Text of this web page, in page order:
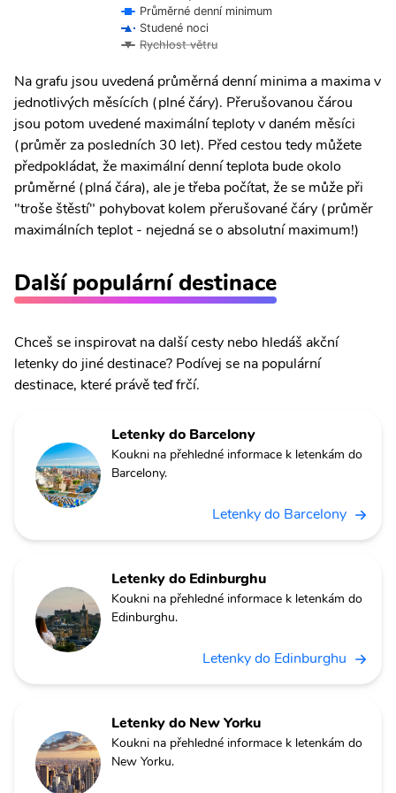
Průměrné denní minimum
Studené noci
Rychlost větru
Na grafu jsou uvedená průměrná denní minima a maxima v
jednotlivých měsících (plné čáry). Přerušovanou čárou
jsou potom uvedené maximální teploty v daném měsíci
(průměr za posledních 30 let). Před cestou tedy můžete
předpokládat, že maximální denní teplota bude okolo
průměrné (plná čára), ale je třeba počítat, že se může při
"troše štěstí" pohybovat kolem přerušované čáry (průměr
maximálních teplot - nejedná se o absolutní maximum!)
Další populární destinace
Chceš se inspirovat na další cesty nebo hledáš akční
letenky do jiné destinace? Podívej se na populární
destinace, které právě teď frčí.
Letenky do Barcelony
Koukni na přehledné informace k letenkám do
Barcelony.
Letenky do Barcelony
Letenky do Edinburghu
Koukni na přehledné informace k letenkám do
Edinburghu.
Letenky do Edinburghu
Letenky do New Yorku
Koukni na přehledné informace k letenkám do
New Yorku.